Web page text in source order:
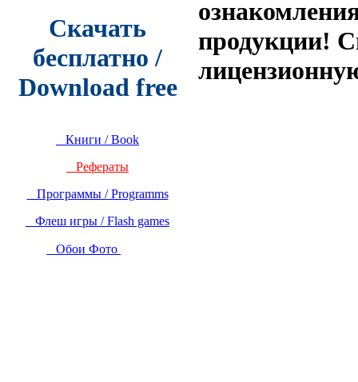
Скачать
бесплатно /
Download free
Книги / Book
Рефераты
Программы / Programms
Флеш игры / Flash games
Обои Фото
продукции!